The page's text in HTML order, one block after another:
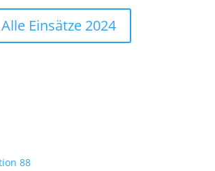
Alle Einsätze 2024